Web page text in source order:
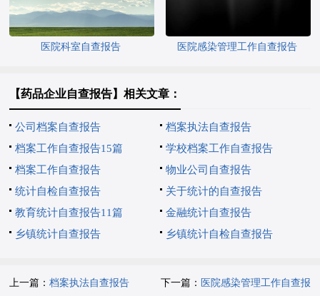
医院科室自查报告 医院感染管理工作自查报告
【药品企业自查报告】相关文章：
公司档案自查报告
档案执法自查报告
档案工作自查报告15篇
学校档案工作自查报告
档案工作自查报告
物业公司自查报告
统计自检自查报告
关于统计的自查报告
教育统计自查报告11篇
金融统计自查报告
乡镇统计自查报告
乡镇统计自检自查报告
上一篇：档案执法自查报告 下一篇： 医院感染管理工作自查报